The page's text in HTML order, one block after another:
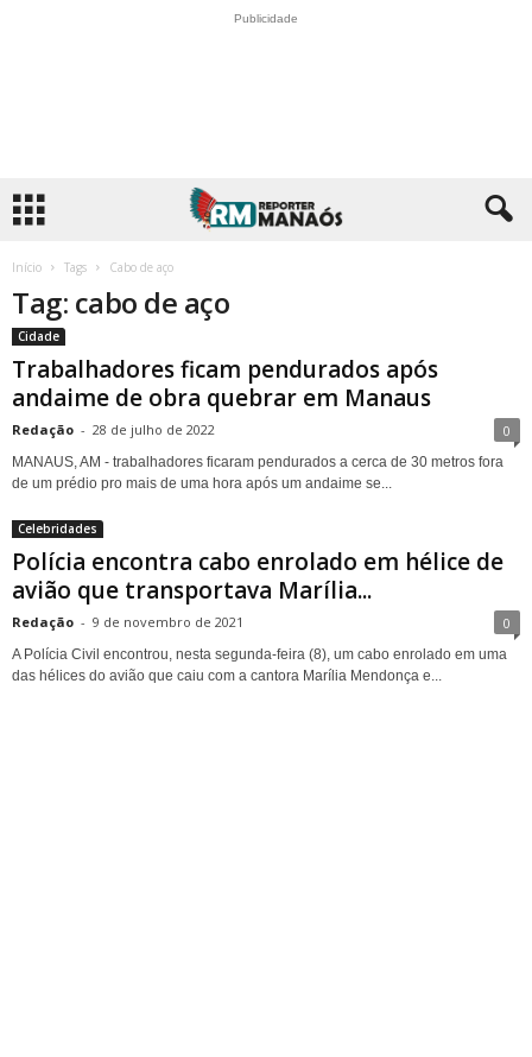
Publicidade
Início Tags Cabo de aço
Tag: cabo de aço
Cidade
Trabalhadores ficam pendurados após
andaime de obra quebrar em Manaus
Redação - 28 de julho de 2022 0
MANAUS, AM - trabalhadores ficaram pendurados a cerca de 30 metros fora
de um prédio pro mais de uma hora após um andaime se...
Celebridades
Polícia encontra cabo enrolado em hélice de
avião que transportava Marília...
Redação - 9 de novembro de 2021 0
A Polícia Civil encontrou, nesta segunda-feira (8), um cabo enrolado em uma
das hélices do avião que caiu com a cantora Marília Mendonça e...